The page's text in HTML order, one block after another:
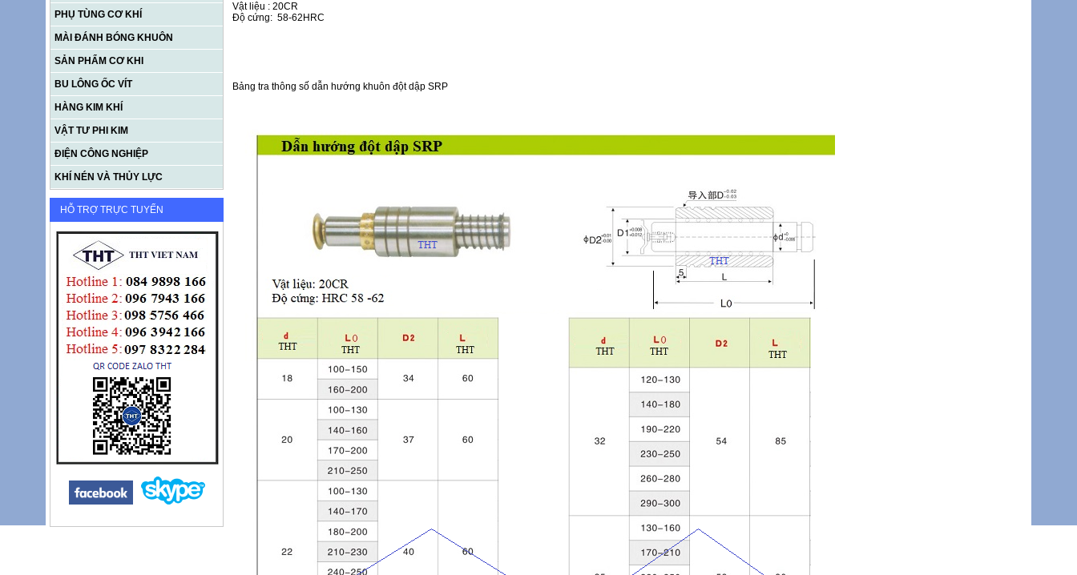
PHỤ TÙNG CƠ KHÍ
MÀI ĐÁNH BÓNG KHUÔN
SẢN PHẨM CƠ KHI
BU LÔNG ỐC VÍT
HÀNG KIM KHÍ
VẬT TƯ PHI KIM
ĐIỆN CÔNG NGHIỆP
KHÍ NÉN VÀ THỦY LỰC
HỖ TRỢ TRỰC TUYẾN
Vật liệu : 20CR
Độ cứng: 58-62HRC
Bảng tra thông số dẫn hướng khuôn đột dập SRP